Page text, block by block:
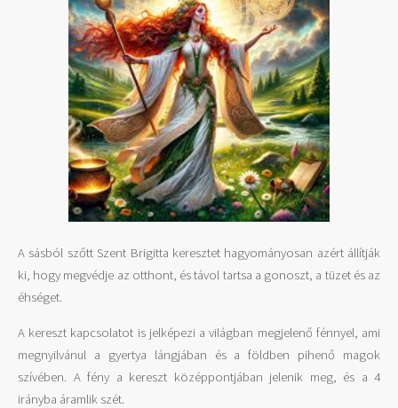
A sásból szőtt Szent Brigitta keresztet hagyományosan azért állítják
ki, hogy megvédje az otthont, és távol tartsa a gonoszt, a tüzet és az
éhséget.
A kereszt kapcsolatot is jelképezi a világban megjelenő fénnyel, ami
megnyilvánul a gyertya lángjában és a földben pihenő magok
szívében. A fény a kereszt középpontjában jelenik meg, és a 4
irányba áramlik szét.